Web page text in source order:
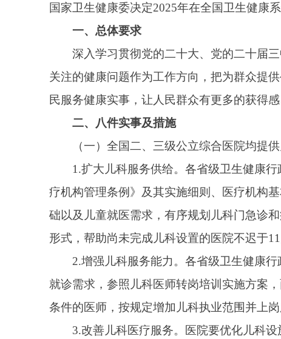
民服务健康实事，让人民群众有更多的获得感、幸福感。
二、八件实事及措施
疗机构管理条例》及其实施细则、医疗机构基本标准
础以及儿童就医需求，有序规划儿科门急诊和病房。在
形式，帮助尚未完成儿科设置的医院不迟于11月底提供儿
2.增强儿科服务能力。各省级卫生健康行政部门要
3.改善儿科医疗服务。医院要优化儿科设施环境布
服务便利化、舒适化、智慧化水平，改善就医体验。
（二）每个地市至少有一家医院提供心理门诊、睡
省市级专家心理健康知识讲座
设置心理门诊、睡眠门诊。11月底前，每个地级市至少
神科医师转岗培训工作力度，合理配置心理门诊、睡